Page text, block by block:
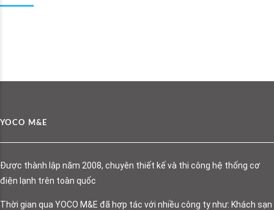
YOCO M&E
Được thành lập năm 2008, chuyên thiết kế và thi công hệ thống cơ
điện lạnh trên toàn quốc
Thời gian qua YOCO M&E đã hợp tác với nhiều công ty như: Khách sạn